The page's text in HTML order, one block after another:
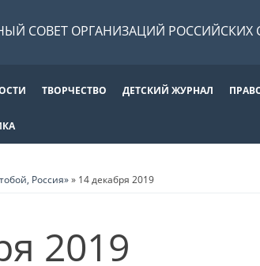
СОВЕТ ОРГАНИЗАЦИЙ РОССИЙСКИХ
ТВОРЧЕСТВО ДЕТСКИЙ ЖУРНАЛ
Россия»» 14 декабря 2019
2019